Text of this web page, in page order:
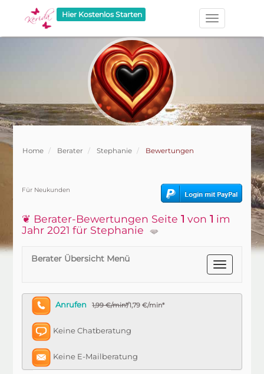
Hier Kostenlos Starten
Home Berater Stephanie Bewertungen
Für Neukunden
❦ Berater-Bewertungen Seite1 von1 im
Jahr 2021 für Stephanie
Berater Übersicht Menü
Anrufen 1,99 €/min*/1,79 €/min*
Keine Chatberatung
Keine E-Mailberatung